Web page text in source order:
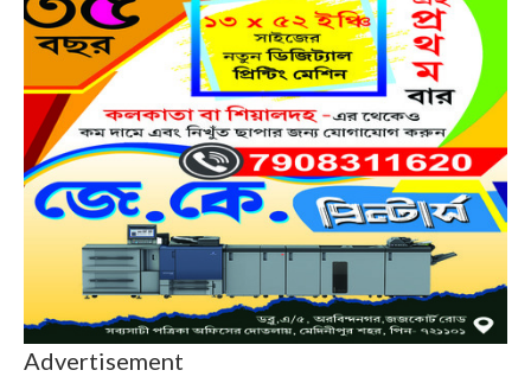
Advertisement